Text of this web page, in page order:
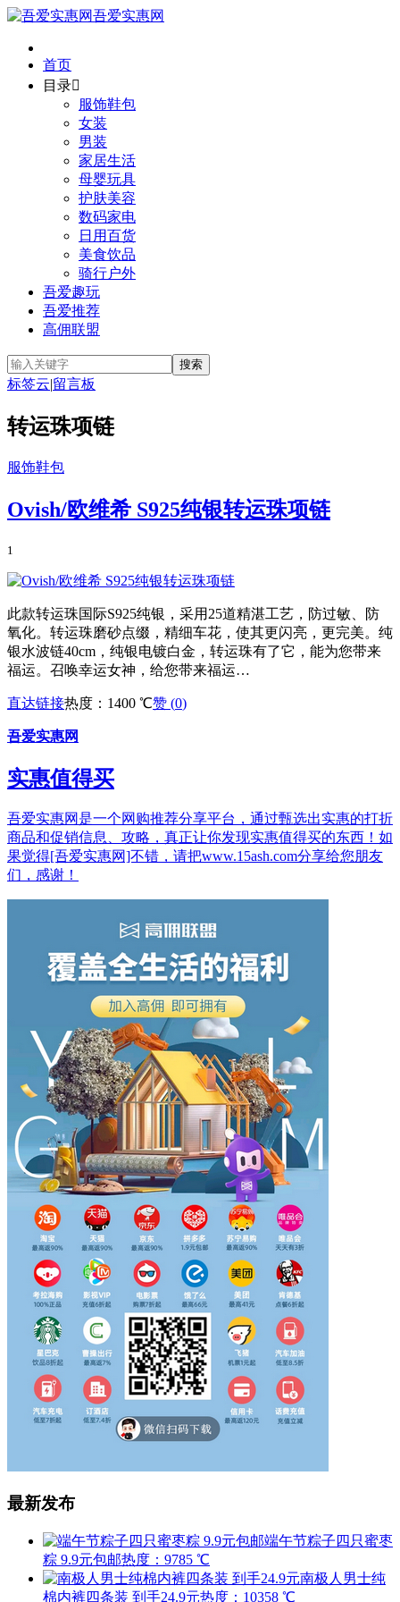
吾爱实惠网
首页
目录
服饰鞋包
女装
男装
家居生活
母婴玩具
护肤美容
数码家电
日用百货
美食饮品
骑行户外
吾爱趣玩
吾爱推荐
高佣联盟
标签云|留言板
转运珠项链
服饰鞋包
Ovish/欧维希 S925纯银转运珠项链
1
此款转运珠国际S925纯银，采用25道精湛工艺，防过敏、防
氧化。转运珠磨砂点缀，精细车花，使其更闪亮，更完美。纯
银水波链40cm，纯银电镀白金，转运珠有了它，能为您带来
福运。召唤幸运女神，给您带来福运…
直达链接热度：1400 ℃赞 (0)
吾爱实惠网
实惠值得买
吾爱实惠网是一个网购推荐分享平台，通过甄选出实惠的打折
商品和促销信息、攻略，真正让你发现实惠值得买的东西！如
果觉得[吾爱实惠网]不错，请把www.15ash.com分享给您朋友
们，感谢！
最新发布
端午节粽子四只蜜枣
粽 9.9元包邮热度：9785 ℃
南极人男士纯
棉内裤四条装 到手24.9元热度：10358 ℃